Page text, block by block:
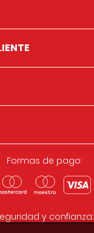
Formas de pago:
y confianza: